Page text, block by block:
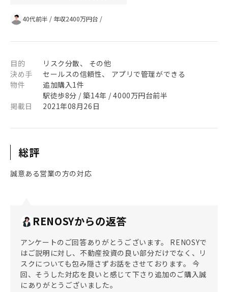
40代前半 / 年収2400万円台 /
目的
リスク分散、 その他
決め手
セールスの信頼性、 アプリで管理ができる
物件
追加購入1件
駅徒歩8分 / 築14年 / 4000万円台前半
掲載日
2021年08月26日
総評
誠意ある営業の方の対応
RENOSYからの返答
アンケートのご回答ありがとうございます。 RENOSYで
はご説明に対し、不動産投資の良い部分だけでなく、リ
スクについても包み隠さずお話をさせております。 今
回、そうした対応を良いと感じて下さり追加のご購入誠
にありがとうございました。